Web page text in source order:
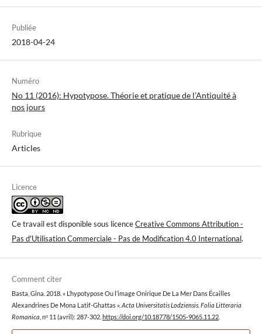
Publiée
2018-04-24
Numéro
No 11 (2016): Hypotypose. Théorie et pratique de l’Antiquité à
nos jours
Rubrique
Articles
Licence
Ce travail est disponible sous licenceCreative Commons Attribution -
Pas d'Utilisation Commerciale - Pas de Modification 4.0 International.
Comment citer
Basta, Gina. 2018. « L’hypotypose Ou l’image Onirique De La Mer Dans Écailles
Alexandrines De Mona Latif-Ghattas ».Acta Universitatis Lodziensis. Folia Litteraria
Romanica, nᵒ 11 (avril): 287-302. https://doi.org/10.18778/1505-9065.11.22.